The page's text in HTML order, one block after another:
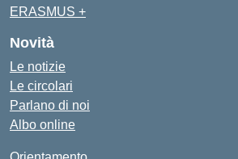
ERASMUS +
Novità
Le notizie
Le circolari
Parlano di noi
Albo online